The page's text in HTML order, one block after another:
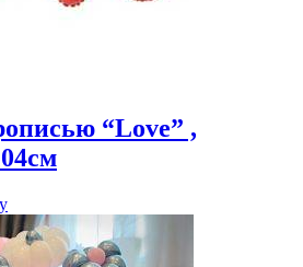
“Love” ,